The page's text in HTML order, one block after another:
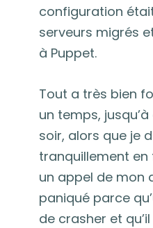
configuration
serveurs migrés
à Puppet.
Tout a très bien
un temps,
soir, alors que je
tranquillement en
un appel de mon
paniqué parce
de crasher et